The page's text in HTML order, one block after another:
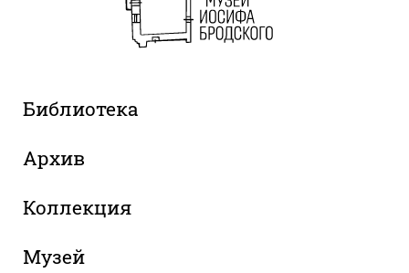
Библиотека
Архив
Коллекция
Музей